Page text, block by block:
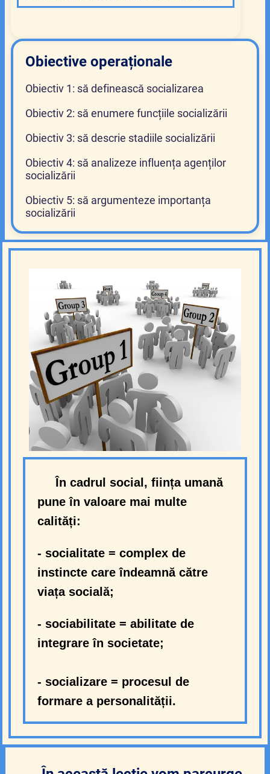
Obiective operaționale
Obiectiv 1: să definească socializarea
Obiectiv 2: să enumere funcțiile socializării
Obiectiv 3: să descrie stadiile socializării
Obiectiv 4: să analizeze influența agenților
socializării
Obiectiv 5: să argumenteze importanța
socializării
În cadrul social, ființa umană
pune în valoare mai multe
calități:
- socialitate = complex de
instincte care îndeamnă către
viața socială;
- sociabilitate = abilitate de
integrare în societate;
- socializare = procesul de
formare a personalității.